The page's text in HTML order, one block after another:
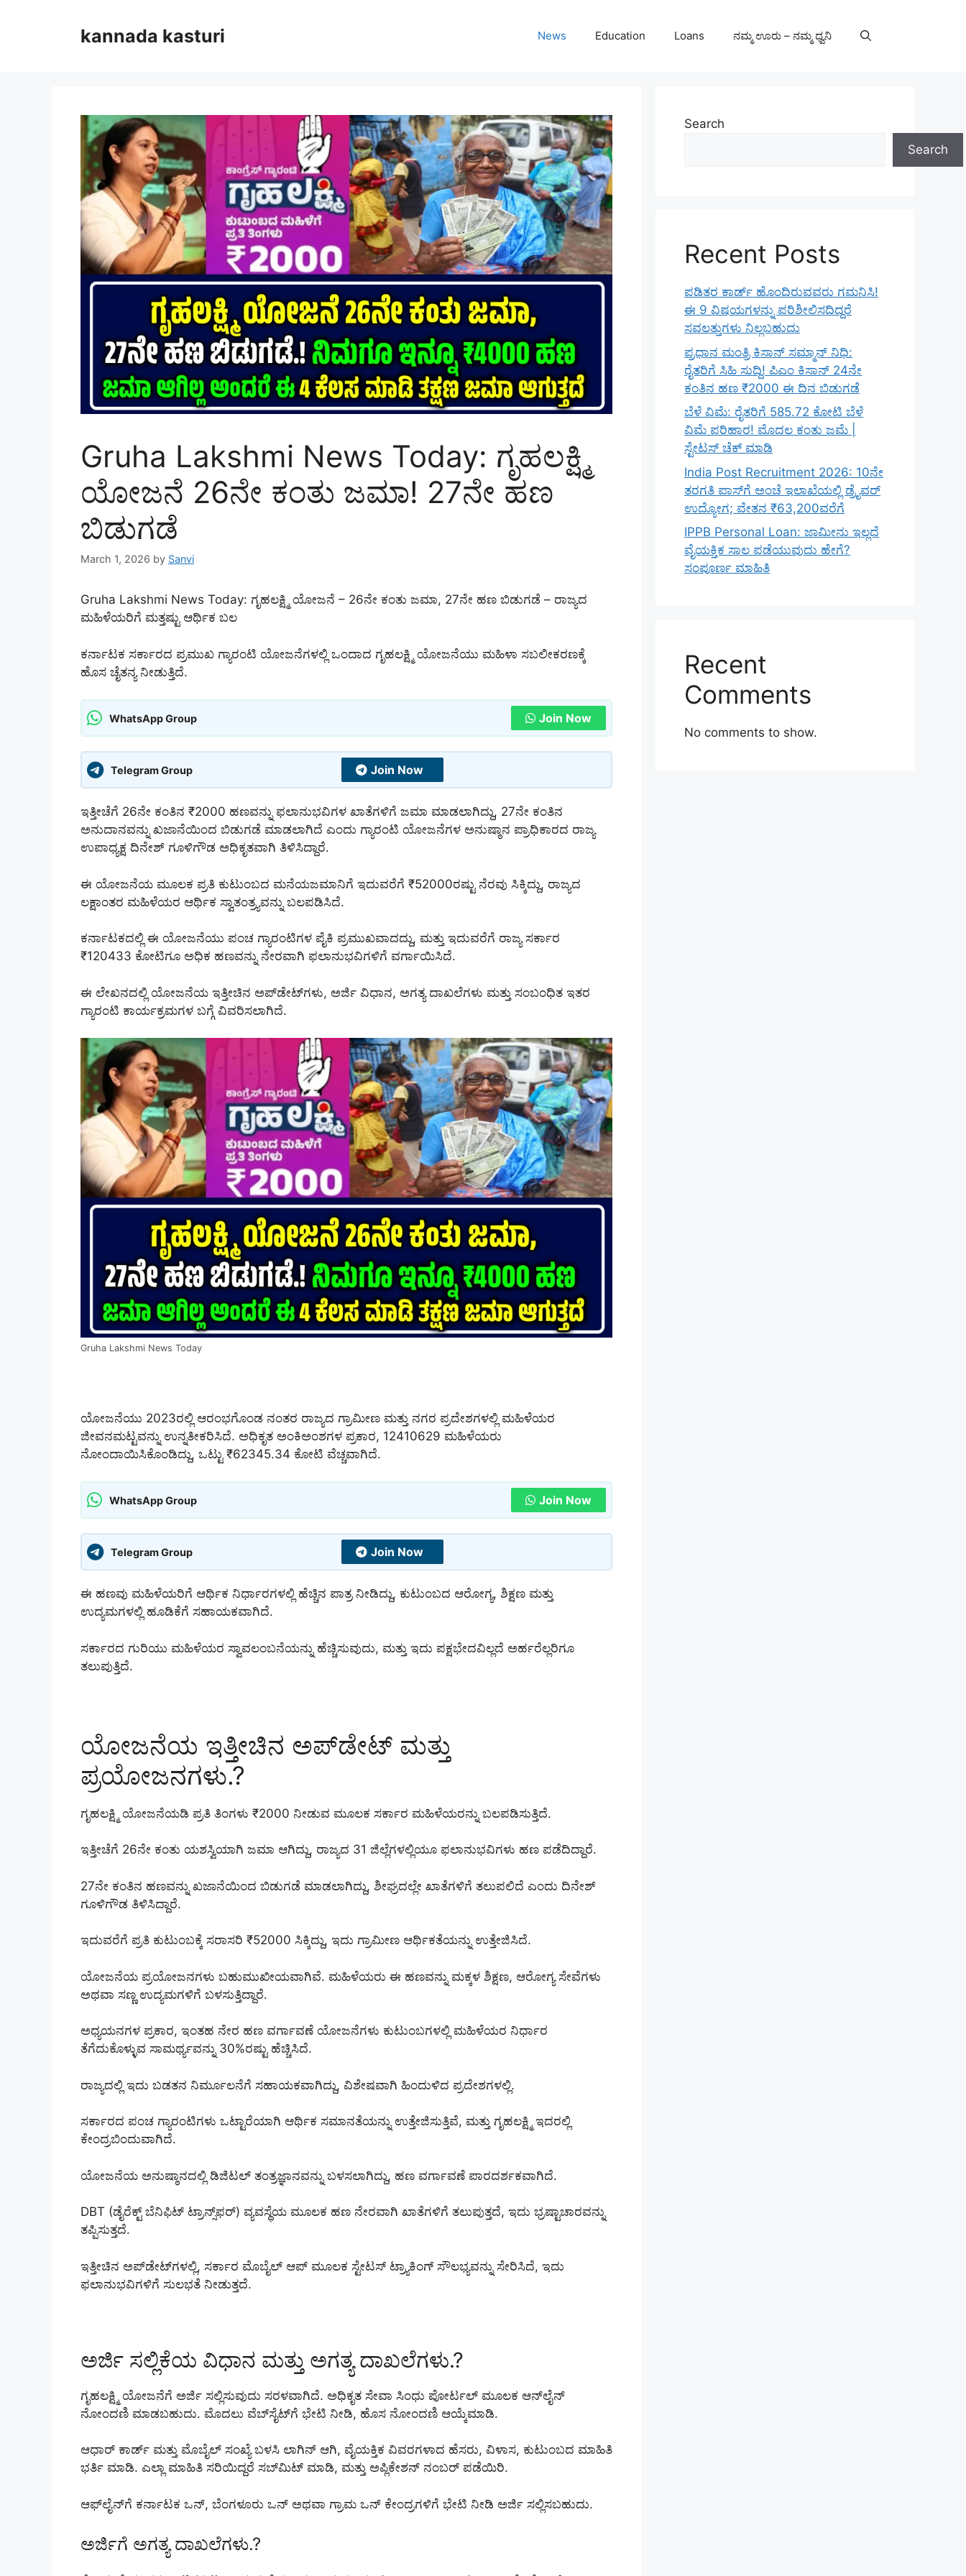
kannada kasturi News Education Loans ನಮ್ಮ ಊರು – ನಮ್ಮ ಧ್ವನಿ
Gruha Lakshmi News Today: ಗೃಹಲಕ್ಷ್ಮಿ
ಯೋಜನೆ 26ನೇ ಕಂತು ಜಮಾ! 27ನೇ ಹಣ
ಬಿಡುಗಡೆ
March 1, 2026 by Sanvi
Gruha Lakshmi News Today: ಗೃಹಲಕ್ಷ್ಮಿ ಯೋಜನೆ – 26ನೇ ಕಂತು ಜಮಾ, 27ನೇ ಹಣ ಬಿಡುಗಡೆ – ರಾಜ್ಯದ
ಮಹಿಳೆಯರಿಗೆ ಮತ್ತಷ್ಟು ಆರ್ಥಿಕ ಬಲ
ಕರ್ನಾಟಕ ಸರ್ಕಾರದ ಪ್ರಮುಖ ಗ್ಯಾರಂಟಿ ಯೋಜನೆಗಳಲ್ಲಿ ಒಂದಾದ ಗೃಹಲಕ್ಷ್ಮಿ ಯೋಜನೆಯು ಮಹಿಳಾ ಸಬಲೀಕರಣಕ್ಕೆ
ಹೊಸ ಚೈತನ್ಯ ನೀಡುತ್ತಿದೆ.
WhatsApp Group Join Now
Telegram Group Join Now
ಇತ್ತೀಚೆಗೆ 26ನೇ ಕಂತಿನ ₹2000 ಹಣವನ್ನು ಫಲಾನುಭವಿಗಳ ಖಾತೆಗಳಿಗೆ ಜಮಾ ಮಾಡಲಾಗಿದ್ದು, 27ನೇ ಕಂತಿನ
ಅನುದಾನವನ್ನು ಖಜಾನೆಯಿಂದ ಬಿಡುಗಡೆ ಮಾಡಲಾಗಿದೆ ಎಂದು ಗ್ಯಾರಂಟಿ ಯೋಜನೆಗಳ ಅನುಷ್ಠಾನ ಪ್ರಾಧಿಕಾರದ ರಾಜ್ಯ
ಉಪಾಧ್ಯಕ್ಷ ದಿನೇಶ್ ಗೂಳಿಗೌಡ ಅಧಿಕೃತವಾಗಿ ತಿಳಿಸಿದ್ದಾರೆ.
ಈ ಯೋಜನೆಯ ಮೂಲಕ ಪ್ರತಿ ಕುಟುಂಬದ ಮನೆಯಜಮಾನಿಗೆ ಇದುವರೆಗೆ ₹52000ರಷ್ಟು ನೆರವು ಸಿಕ್ಕಿದ್ದು, ರಾಜ್ಯದ
ಲಕ್ಷಾಂತರ ಮಹಿಳೆಯರ ಆರ್ಥಿಕ ಸ್ವಾತಂತ್ರ್ಯವನ್ನು ಬಲಪಡಿಸಿದೆ.
ಕರ್ನಾಟಕದಲ್ಲಿ ಈ ಯೋಜನೆಯು ಪಂಚ ಗ್ಯಾರಂಟಿಗಳ ಪೈಕಿ ಪ್ರಮುಖವಾದದ್ದು, ಮತ್ತು ಇದುವರೆಗೆ ರಾಜ್ಯ ಸರ್ಕಾರ
₹120433 ಕೋಟಿಗೂ ಅಧಿಕ ಹಣವನ್ನು ನೇರವಾಗಿ ಫಲಾನುಭವಿಗಳಿಗೆ ವರ್ಗಾಯಿಸಿದೆ.
ಈ ಲೇಖನದಲ್ಲಿ ಯೋಜನೆಯ ಇತ್ತೀಚಿನ ಅಪ್‌ಡೇಟ್‌ಗಳು, ಅರ್ಜಿ ವಿಧಾನ, ಅಗತ್ಯ ದಾಖಲೆಗಳು ಮತ್ತು ಸಂಬಂಧಿತ ಇತರ
ಗ್ಯಾರಂಟಿ ಕಾರ್ಯಕ್ರಮಗಳ ಬಗ್ಗೆ ವಿವರಿಸಲಾಗಿದೆ.
Gruha Lakshmi News Today
ಯೋಜನೆಯು 2023ರಲ್ಲಿ ಆರಂಭಗೊಂಡ ನಂತರ ರಾಜ್ಯದ ಗ್ರಾಮೀಣ ಮತ್ತು ನಗರ ಪ್ರದೇಶಗಳಲ್ಲಿ ಮಹಿಳೆಯರ
ಜೀವನಮಟ್ಟವನ್ನು ಉನ್ನತೀಕರಿಸಿದೆ. ಅಧಿಕೃತ ಅಂಕಿಅಂಶಗಳ ಪ್ರಕಾರ, 12410629 ಮಹಿಳೆಯರು
ನೋಂದಾಯಿಸಿಕೊಂಡಿದ್ದು, ಒಟ್ಟು ₹62345.34 ಕೋಟಿ ವೆಚ್ಚವಾಗಿದೆ.
WhatsApp Group Join Now
Telegram Group Join Now
ಈ ಹಣವು ಮಹಿಳೆಯರಿಗೆ ಆರ್ಥಿಕ ನಿರ್ಧಾರಗಳಲ್ಲಿ ಹೆಚ್ಚಿನ ಪಾತ್ರ ನೀಡಿದ್ದು, ಕುಟುಂಬದ ಆರೋಗ್ಯ, ಶಿಕ್ಷಣ ಮತ್ತು
ಉದ್ಯಮಗಳಲ್ಲಿ ಹೂಡಿಕೆಗೆ ಸಹಾಯಕವಾಗಿದೆ.
ಸರ್ಕಾರದ ಗುರಿಯು ಮಹಿಳೆಯರ ಸ್ವಾವಲಂಬನೆಯನ್ನು ಹೆಚ್ಚಿಸುವುದು, ಮತ್ತು ಇದು ಪಕ್ಷಭೇದವಿಲ್ಲದೆ ಅರ್ಹರೆಲ್ಲರಿಗೂ
ತಲುಪುತ್ತಿದೆ.
ಯೋಜನೆಯ ಇತ್ತೀಚಿನ ಅಪ್‌ಡೇಟ್ ಮತ್ತು
ಪ್ರಯೋಜನಗಳು.?
ಗೃಹಲಕ್ಷ್ಮಿ ಯೋಜನೆಯಡಿ ಪ್ರತಿ ತಿಂಗಳು ₹2000 ನೀಡುವ ಮೂಲಕ ಸರ್ಕಾರ ಮಹಿಳೆಯರನ್ನು ಬಲಪಡಿಸುತ್ತಿದೆ.
ಇತ್ತೀಚೆಗೆ 26ನೇ ಕಂತು ಯಶಸ್ವಿಯಾಗಿ ಜಮಾ ಆಗಿದ್ದು, ರಾಜ್ಯದ 31 ಜಿಲ್ಲೆಗಳಲ್ಲಿಯೂ ಫಲಾನುಭವಿಗಳು ಹಣ ಪಡೆದಿದ್ದಾರೆ.
27ನೇ ಕಂತಿನ ಹಣವನ್ನು ಖಜಾನೆಯಿಂದ ಬಿಡುಗಡೆ ಮಾಡಲಾಗಿದ್ದು, ಶೀಘ್ರದಲ್ಲೇ ಖಾತೆಗಳಿಗೆ ತಲುಪಲಿದೆ ಎಂದು ದಿನೇಶ್
ಗೂಳಿಗೌಡ ತಿಳಿಸಿದ್ದಾರೆ.
ಇದುವರೆಗೆ ಪ್ರತಿ ಕುಟುಂಬಕ್ಕೆ ಸರಾಸರಿ ₹52000 ಸಿಕ್ಕಿದ್ದು, ಇದು ಗ್ರಾಮೀಣ ಆರ್ಥಿಕತೆಯನ್ನು ಉತ್ತೇಜಿಸಿದೆ.
ಯೋಜನೆಯ ಪ್ರಯೋಜನಗಳು ಬಹುಮುಖೀಯವಾಗಿವೆ. ಮಹಿಳೆಯರು ಈ ಹಣವನ್ನು ಮಕ್ಕಳ ಶಿಕ್ಷಣ, ಆರೋಗ್ಯ ಸೇವೆಗಳು
ಅಥವಾ ಸಣ್ಣ ಉದ್ಯಮಗಳಿಗೆ ಬಳಸುತ್ತಿದ್ದಾರೆ.
ಅಧ್ಯಯನಗಳ ಪ್ರಕಾರ, ಇಂತಹ ನೇರ ಹಣ ವರ್ಗಾವಣೆ ಯೋಜನೆಗಳು ಕುಟುಂಬಗಳಲ್ಲಿ ಮಹಿಳೆಯರ ನಿರ್ಧಾರ
ತೆಗೆದುಕೊಳ್ಳುವ ಸಾಮರ್ಥ್ಯವನ್ನು 30%ರಷ್ಟು ಹೆಚ್ಚಿಸಿದೆ.
ರಾಜ್ಯದಲ್ಲಿ ಇದು ಬಡತನ ನಿರ್ಮೂಲನೆಗೆ ಸಹಾಯಕವಾಗಿದ್ದು, ವಿಶೇಷವಾಗಿ ಹಿಂದುಳಿದ ಪ್ರದೇಶಗಳಲ್ಲಿ.
ಸರ್ಕಾರದ ಪಂಚ ಗ್ಯಾರಂಟಿಗಳು ಒಟ್ಟಾರೆಯಾಗಿ ಆರ್ಥಿಕ ಸಮಾನತೆಯನ್ನು ಉತ್ತೇಜಿಸುತ್ತಿವೆ, ಮತ್ತು ಗೃಹಲಕ್ಷ್ಮಿ ಇದರಲ್ಲಿ
ಕೇಂದ್ರಬಿಂದುವಾಗಿದೆ.
ಯೋಜನೆಯ ಅನುಷ್ಠಾನದಲ್ಲಿ ಡಿಜಿಟಲ್ ತಂತ್ರಜ್ಞಾನವನ್ನು ಬಳಸಲಾಗಿದ್ದು, ಹಣ ವರ್ಗಾವಣೆ ಪಾರದರ್ಶಕವಾಗಿದೆ.
DBT (ಡೈರೆಕ್ಟ್ ಬೆನಿಫಿಟ್ ಟ್ರಾನ್ಸ್‌ಫರ್) ವ್ಯವಸ್ಥೆಯ ಮೂಲಕ ಹಣ ನೇರವಾಗಿ ಖಾತೆಗಳಿಗೆ ತಲುಪುತ್ತದೆ, ಇದು ಭ್ರಷ್ಟಾಚಾರವನ್ನು
ತಪ್ಪಿಸುತ್ತದೆ.
ಇತ್ತೀಚಿನ ಅಪ್‌ಡೇಟ್‌ಗಳಲ್ಲಿ, ಸರ್ಕಾರ ಮೊಬೈಲ್ ಆಪ್ ಮೂಲಕ ಸ್ಟೇಟಸ್ ಟ್ರ್ಯಾಕಿಂಗ್ ಸೌಲಭ್ಯವನ್ನು ಸೇರಿಸಿದೆ, ಇದು
ಫಲಾನುಭವಿಗಳಿಗೆ ಸುಲಭತೆ ನೀಡುತ್ತದೆ.
ಅರ್ಜಿ ಸಲ್ಲಿಕೆಯ ವಿಧಾನ ಮತ್ತು ಅಗತ್ಯ ದಾಖಲೆಗಳು.?
ಗೃಹಲಕ್ಷ್ಮಿ ಯೋಜನೆಗೆ ಅರ್ಜಿ ಸಲ್ಲಿಸುವುದು ಸರಳವಾಗಿದೆ. ಅಧಿಕೃತ ಸೇವಾ ಸಿಂಧು ಪೋರ್ಟಲ್ ಮೂಲಕ ಆನ್‌ಲೈನ್
ನೋಂದಣಿ ಮಾಡಬಹುದು. ಮೊದಲು ವೆಬ್‌ಸೈಟ್‌ಗೆ ಭೇಟಿ ನೀಡಿ, ಹೊಸ ನೋಂದಣಿ ಆಯ್ಕೆಮಾಡಿ.
ಆಧಾರ್ ಕಾರ್ಡ್ ಮತ್ತು ಮೊಬೈಲ್ ಸಂಖ್ಯೆ ಬಳಸಿ ಲಾಗಿನ್ ಆಗಿ, ವೈಯಕ್ತಿಕ ವಿವರಗಳಾದ ಹೆಸರು, ವಿಳಾಸ, ಕುಟುಂಬದ ಮಾಹಿತಿ
ಭರ್ತಿ ಮಾಡಿ. ಎಲ್ಲಾ ಮಾಹಿತಿ ಸರಿಯಿದ್ದರೆ ಸಬ್‌ಮಿಟ್ ಮಾಡಿ, ಮತ್ತು ಅಪ್ಲಿಕೇಶನ್ ನಂಬರ್ ಪಡೆಯಿರಿ.
ಆಫ್‌ಲೈನ್‌ಗೆ ಕರ್ನಾಟಕ ಒನ್, ಬೆಂಗಳೂರು ಒನ್ ಅಥವಾ ಗ್ರಾಮ ಒನ್ ಕೇಂದ್ರಗಳಿಗೆ ಭೇಟಿ ನೀಡಿ ಅರ್ಜಿ ಸಲ್ಲಿಸಬಹುದು.
ಅರ್ಜಿಗೆ ಅಗತ್ಯ ದಾಖಲೆಗಳು.?
Search
Search
Recent Posts
ಪಡಿತರ ಕಾರ್ಡ್ ಹೊಂದಿರುವವರು ಗಮನಿಸಿ!
ಈ 9 ವಿಷಯಗಳನ್ನು ಪರಿಶೀಲಿಸದಿದ್ದರೆ
ಸವಲತ್ತುಗಳು ನಿಲ್ಲಬಹುದು
ಪ್ರಧಾನ ಮಂತ್ರಿ ಕಿಸಾನ್ ಸಮ್ಮಾನ್ ನಿಧಿ:
ರೈತರಿಗೆ ಸಿಹಿ ಸುದ್ದಿ! ಪಿಎಂ ಕಿಸಾನ್ 24ನೇ
ಕಂತಿನ ಹಣ ₹2000 ಈ ದಿನ ಬಿಡುಗಡೆ
ಬೆಳೆ ವಿಮೆ: ರೈತರಿಗೆ 585.72 ಕೋಟಿ ಬೆಳೆ
ವಿಮೆ ಪರಿಹಾರ! ಮೊದಲ ಕಂತು ಜಮೆ |
ಸ್ಟೇಟಸ್ ಚೆಕ್ ಮಾಡಿ
India Post Recruitment 2026: 10ನೇ
ತರಗತಿ ಪಾಸ್‌ಗೆ ಅಂಚೆ ಇಲಾಖೆಯಲ್ಲಿ ಡ್ರೈವರ್
ಉದ್ಯೋಗ; ವೇತನ ₹63,200ವರೆಗೆ
IPPB Personal Loan: ಜಾಮೀನು ಇಲ್ಲದೆ
ವೈಯಕ್ತಿಕ ಸಾಲ ಪಡೆಯುವುದು ಹೇಗೆ?
ಸಂಪೂರ್ಣ ಮಾಹಿತಿ
Recent
Comments
No comments to show.